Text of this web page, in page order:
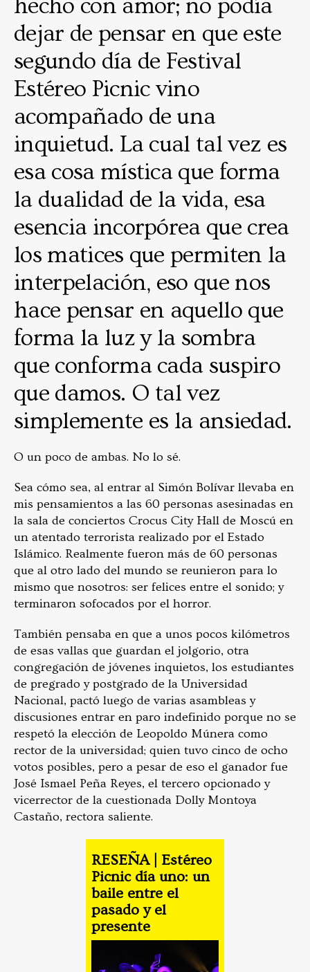
hecho con amor; no podía
dejar de pensar en que este
segundo día de Festival
Estéreo Picnic vino
acompañado de una
inquietud. La cual tal vez es
esa cosa mística que forma
la dualidad de la vida, esa
esencia incorpórea que crea
los matices que permiten la
interpelación, eso que nos
hace pensar en aquello que
forma la luz y la sombra
que conforma cada suspiro
que damos. O tal vez
simplemente es la ansiedad.
O un poco de ambas. No lo sé.
Sea cómo sea, al entrar al Simón Bolívar llevaba en
mis pensamientos a las 60 personas asesinadas en
la sala de conciertos Crocus City Hall de Moscú en
un atentado terrorista realizado por el Estado
Islámico. Realmente fueron más de 60 personas
que al otro lado del mundo se reunieron para lo
mismo que nosotros: ser felices entre el sonido; y
terminaron sofocados por el horror.
También pensaba en que a unos pocos kilómetros
de esas vallas que guardan el jolgorio, otra
congregación de jóvenes inquietos, los estudiantes
de pregrado y postgrado de la Universidad
Nacional, pactó luego de varias asambleas y
discusiones entrar en paro indefinido porque no se
respetó la elección de Leopoldo Múnera como
rector de la universidad; quien tuvo cinco de ocho
votos posibles, pero a pesar de eso el ganador fue
José Ismael Peña Reyes, el tercero opcionado y
vicerrector de la cuestionada Dolly Montoya
Castaño, rectora saliente.
RESEÑA | Estéreo
Picnic día uno: un
baile entre el
pasado y el
presente